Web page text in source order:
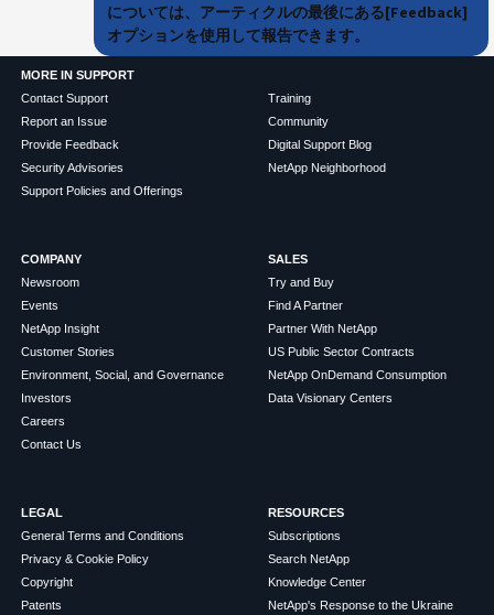
については、アーティクルの最後にある[Feedback]
オプションを使用して報告できます。
MORE IN SUPPORT
Contact Support
Report an Issue
Provide Feedback
Security Advisories
Support Policies and Offerings
Training
Community
Digital Support Blog
NetApp Neighborhood
COMPANY
Newsroom
Events
NetApp Insight
Customer Stories
Environment, Social, and Governance
Investors
Careers
Contact Us
SALES
Try and Buy
Find A Partner
Partner With NetApp
US Public Sector Contracts
NetApp OnDemand Consumption
Data Visionary Centers
LEGAL
General Terms and Conditions
Privacy & Cookie Policy
Copyright
Patents
RESOURCES
Subscriptions
Search NetApp
Knowledge Center
NetApp's Response to the Ukraine